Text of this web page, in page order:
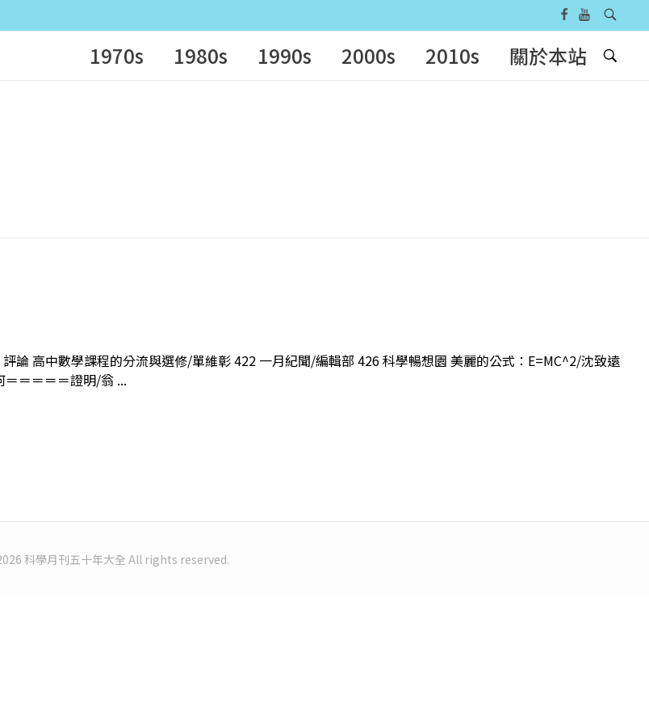
1970s 1980s 1990s 2000s 2010s 關於本站
論 高中數學課程的分流與選修/單維彰 422 一月紀聞/編輯部 426 科學暢想園 美麗的公式：E=MC^2/沈致遠
＝＝＝＝證明/翁 ...
科學月刊五十年大全 All rights reserved.